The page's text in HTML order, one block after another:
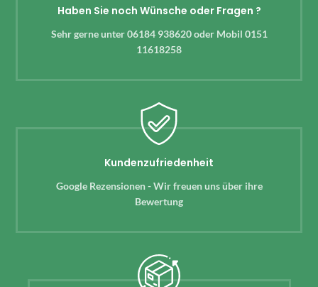
Haben Sie noch Wünsche oder Fragen ?
Sehr gerne unter 06184 938620 oder Mobil 0151
11618258
Kundenzufriedenheit
Google Rezensionen - Wir freuen uns über ihre
Bewertung